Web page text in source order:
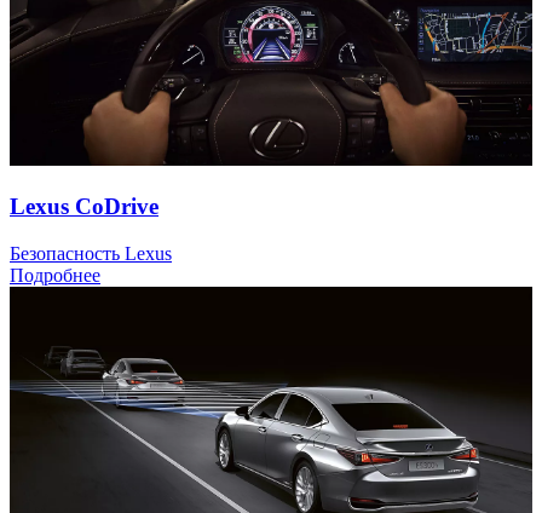
Lexus CoDrive
Безопасность Lexus
Подробнее